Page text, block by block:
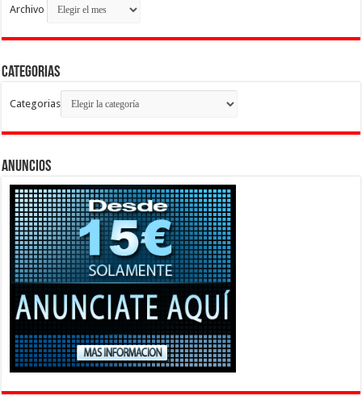
Archivo
Categorias
Categorias
Anuncios